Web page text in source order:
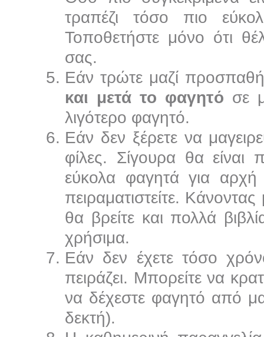
τραπέζι τόσο πιο
Τοποθετήστε μόνο ότι
σας.
Εάν τρώτε μαζί
και μετά το φαγητό σε
λιγότερο φαγητό.
Εάν δεν ξέρετε να
φίλες. Σίγουρα θα
εύκολα φαγητά για αρχή
πειραματιστείτε.
θα βρείτε και πολλά
χρήσιμα.
Εάν δεν έχετε τόσο
πειράζει. Μπορείτε να
να δέχεστε φαγητό από
δεκτή).